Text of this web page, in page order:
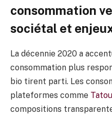
consommation
sociétal et
La décennie 2020 a
consommation plus
bio tirent parti. Les
plateformes comme
compositions